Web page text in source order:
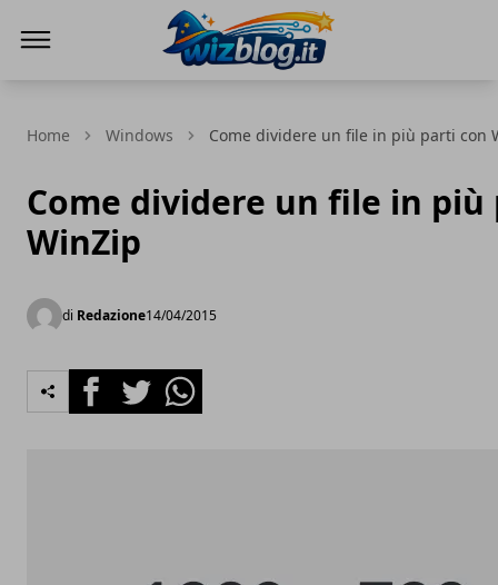
Home Windows Come dividere un file in più parti con
Come dividere un file in
WinZip
di Redazione14/04/2015
FacebookTwitterWhatsapp